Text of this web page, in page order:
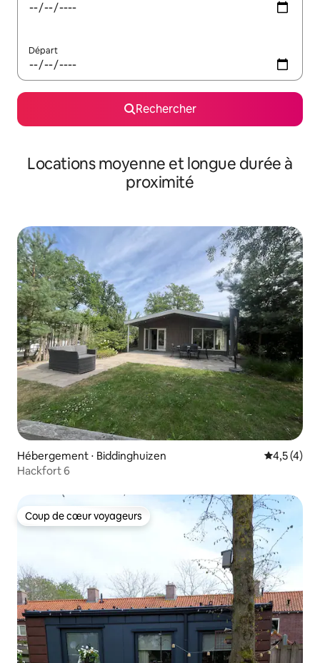
Départ
Rechercher
Locations moyenne et longue durée à
proximité
Hébergement ⋅ Biddinghuizen Évaluation
4,5 (4)
Hackfort 6
Coup de cœur voyageurs
Coup de cœur voyageurs